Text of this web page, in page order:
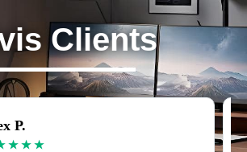
Clients
P.
★ ★ ★